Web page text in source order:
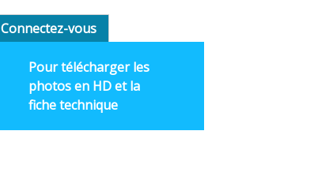
Connectez-vous
Pour télécharger les
photos en HD et la
fiche technique